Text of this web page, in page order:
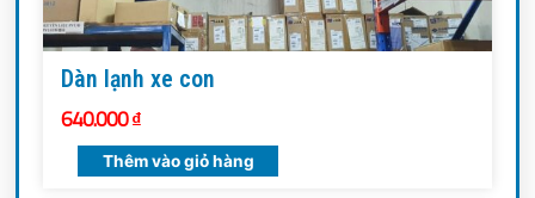
Dàn lạnh xe con
640.000₫
Thêm vào giỏ hàng